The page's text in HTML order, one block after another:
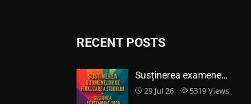
RECENT POSTS
Susținerea examene…
29 Jul 26 5319 Views